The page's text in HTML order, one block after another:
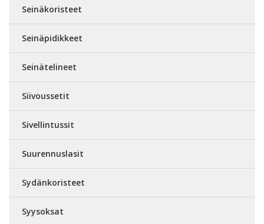
Seinäkoristeet
Seinäpidikkeet
Seinätelineet
Siivoussetit
Sivellintussit
Suurennuslasit
Sydänkoristeet
Syysoksat